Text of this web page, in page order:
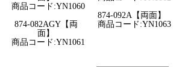
商品コード:YN1060
874-082AGY【両
面】
商品コード:YN1061
874-092A【両面】
商品コード:YN1063